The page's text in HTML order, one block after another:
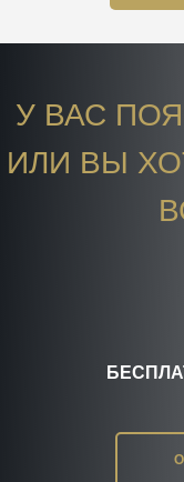
У ВАС
ИЛИ ВЫ